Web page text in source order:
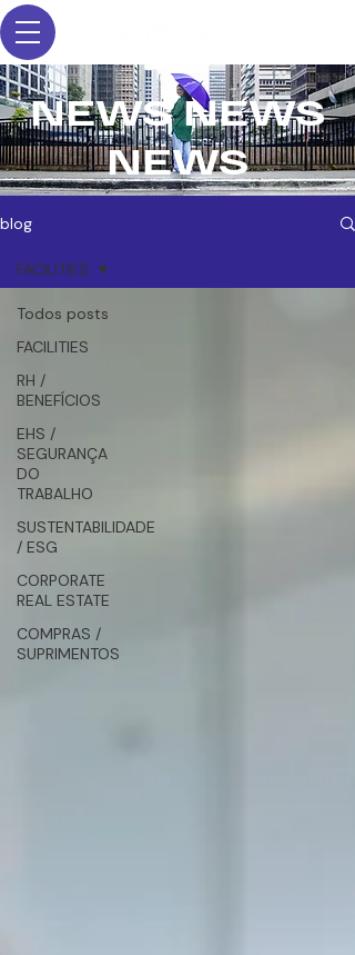
NEWS NEWS
NEWS
blog
Todos posts
FACILITIES
RH /
BENEFÍCIOS
EHS /
SEGURANÇA
DO
TRABALHO
SUSTENTABILIDADE
/ ESG
CORPORATE
REAL ESTATE
COMPRAS /
SUPRIMENTOS
FACILITIES